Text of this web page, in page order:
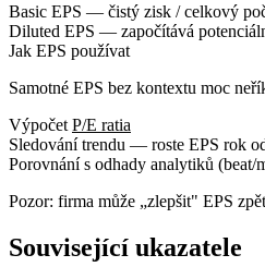
Basic EPS — čistý zisk / celkový
Diluted EPS — započítává
Jak EPS používat
Samotné EPS bez kontextu moc
Výpočet P/E ratia
Sledování trendu — roste EPS rok
Porovnání s odhady analytiků (beat/
Pozor: firma může „zlepšit" EPS
Související ukazatele